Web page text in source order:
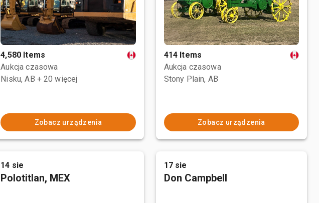
4,580 Items
Aukcja czasowa
Nisku, AB + 20 więcej
Zobacz urządzenia
414 Items
Aukcja czasowa
Stony Plain, AB
Zobacz urządzenia
14 sie
Polotitlan, MEX
17 sie
Don Campbell